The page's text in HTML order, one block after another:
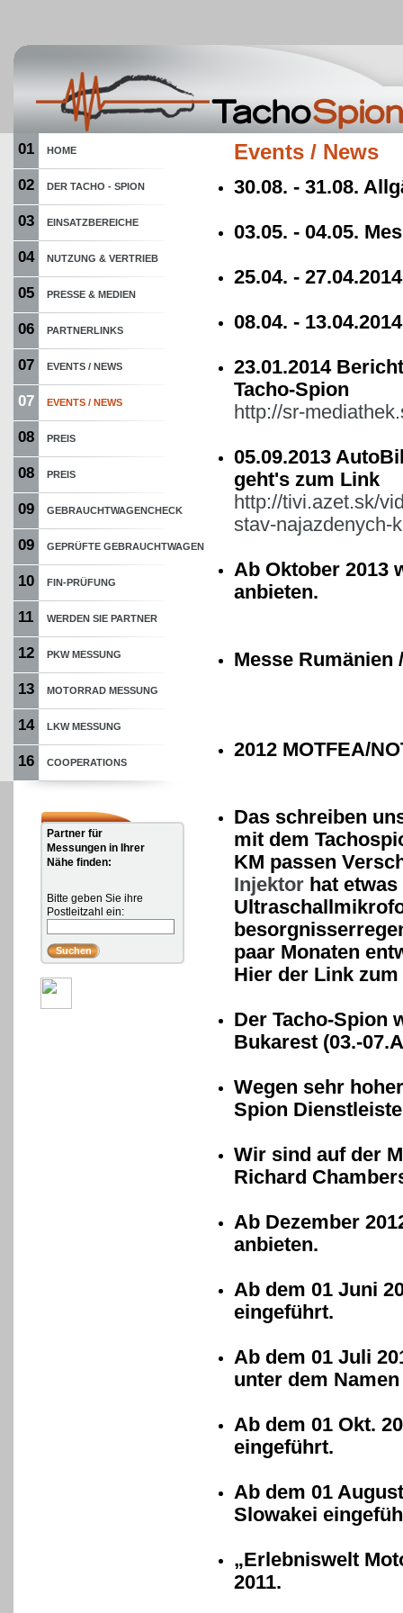
01 HOME
02 DER TACHO - SPION
03 EINSATZBEREICHE
04 NUTZUNG & VERTRIEB
05 PRESSE & MEDIEN
06 PARTNERLINKS
07 EVENTS / NEWS
07 EVENTS / NEWS
08 PREIS
08 PREIS
09 GEBRAUCHTWAGENCHECK
09 GEPRÜFTE GEBRAUCHTWAGEN
10 FIN-PRÜFUNG
11 WERDEN SIE PARTNER
12 PKW MESSUNG
13 MOTORRAD MESSUNG
14 LKW MESSUNG
16 COOPERATIONS
Partner für
Messungen in Ihrer
Nähe finden:
Bitte geben Sie ihre
Postleitzahl ein:
Events / News
30.08. - 31.08.
03.05. - 04.05.
25.04. -
08.04. -
23.01.2014
Tacho-Spion
http://sr-
05.09.2013
geht's zum Link
http://tivi.azet.sk/
stav-najazdenych-
Ab Oktober 2013
anbieten.
Messe Rumänien
2012 MOTFEA/
Das schreiben
mit dem
KM passen
Injektor hat
paar Monaten
Hier der Link
Der Tacho-Spion
Bukarest (03.-
Wegen sehr
Spion
Wir sind auf der
Richard
Ab Dezember
anbieten.
Ab dem 01 Juni
eingeführt.
Ab dem 01 Juli
unter dem
Ab dem 01 Okt.
eingeführt.
Ab dem 01
Slowakei
„Erlebniswelt
2011.